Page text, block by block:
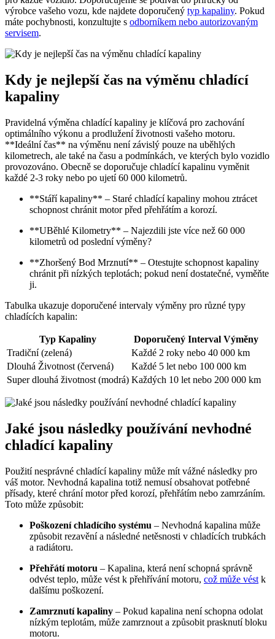
výrobce vašeho vozu, kde najdete doporučený typ kapaliny. Pokud
máte pochybnosti, konzultujte s odborníkem nebo autorizovaným
servisem.
Kdy je nejlepší čas na výměnu chladící
kapaliny
Pravidelná výměna chladící kapaliny je klíčová pro zachování
optimálního výkonu a prodlužení životnosti vašeho motoru.
**Ideální čas** na výměnu není závislý pouze na uběhlých
kilometrech, ale také na času a podmínkách, ve kterých bylo vozidlo
provozováno. Obecně se doporučuje chladící kapalinu vyměnit
každé 2-3 roky nebo po ujetí 60 000 kilometrů.
**Stáří kapaliny** – Staré chladící kapaliny mohou ztrácet
schopnost chránit motor před přehřátím a korozí.
**UBěhlé Kilometry** – Najezdili jste více než 60 000
kilometrů od poslední výměny?
**Zhoršený Bod Mrznutí** – Otestujte schopnost kapaliny
chránit při nízkých teplotách; pokud není dostatečné, vyměňte
ji.
Tabulka ukazuje doporučené intervaly výměny pro různé typy
chladících kapalin:
Typ Kapaliny
Doporučený Interval Výměny
Tradiční (zelená)
Každé 2 roky nebo 40 000 km
Dlouhá Životnost (červená)
Každé 5 let nebo 100 000 km
Super dlouhá životnost (modrá) Každých 10 let nebo 200 000 km
Jaké jsou následky používání nevhodné
chladící kapaliny
Použití nesprávné chladící kapaliny může mít vážné následky pro
váš motor. Nevhodná kapalina totiž nemusí obsahovat potřebné
přísady, které chrání motor před korozí, přehřátím nebo zamrzáním.
Toto může způsobit:
Poškození chladícího systému – Nevhodná kapalina může
způsobit rezavění a následné netěsnosti v chladících trubkách
a radiátoru.
Přehřátí motoru – Kapalina, která není schopná správně
odvést teplo, může vést k přehřívání motoru, což může vést k
dalšímu poškození.
Zamrznutí kapaliny – Pokud kapalina není schopna odolat
nízkým teplotám, může zamrznout a způsobit prasknutí bloku
motoru.